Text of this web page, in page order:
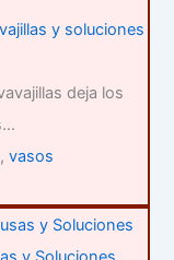
y soluciones
deja los
,vasos